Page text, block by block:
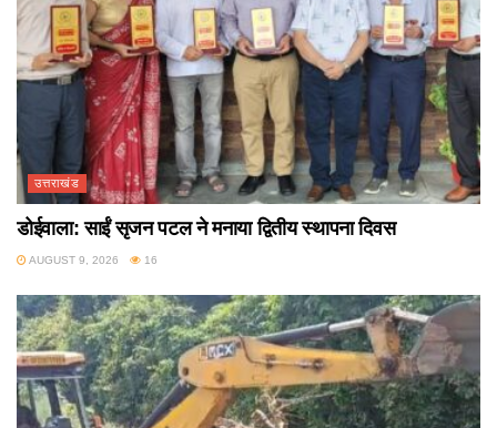
उत्तराखंड
डोईवाला: साईं सृजन पटल ने मनाया द्वितीय स्थापना दिवस
AUGUST 9, 2026 16